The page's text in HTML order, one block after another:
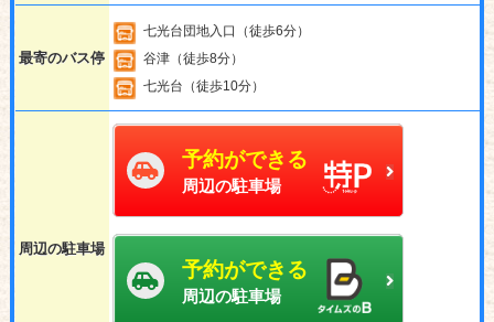
最寄のバス停
七光台団地入口（徒歩6分）
谷津（徒歩8分）
七光台（徒歩10分）
周辺の駐車場
予約ができる
周辺の駐車場
予約ができる
周辺の駐車場